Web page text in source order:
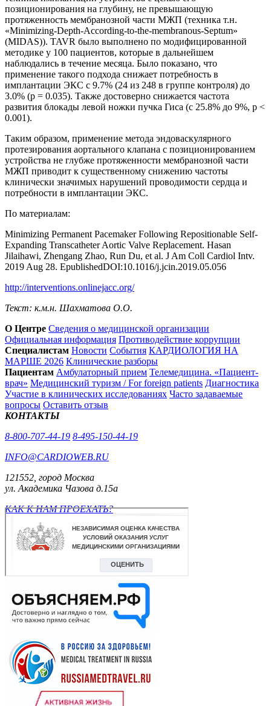
позиционирования на глубину, не превышающую
протяженность мембранозной части МЖП (техника т.н.
«Minimizing-Depth-According-to-the-membranous-Septum»
(MIDAS)). TAVR было выполнено по модифицированной
методике у 100 пациентов, которые в дальнейшем
наблюдались в течение месяца. Было показано, что
применение такого подхода снижает потребность в
имплантации ЭКС с 9.7% (24 из 248 в группе контроля) до
3.0% (p = 0.035). Также достоверно снижается частота
развития блокады левой ножки пучка Гиса (с 25.8% до 9%, p <
0.001).
Таким образом, применение метода эндоваскулярного
протезирования аортального клапана с позиционированием
устройства не глубже протяженности мембранозной части
МЖП приводит к существенному снижению частоты
клинически значимых нарушений проводимости сердца и
потребности в имплантации ЭКС.
По материалам:
Minimizing Permanent Pacemaker Following Repositionable Self-
Expanding Transcatheter Aortic Valve Replacement. Hasan
Jilaihawi, Zhengang Zhao, Run Du, et al. J Am Coll Cardiol Intv.
2019 Aug 28. EpublishedDOI:10.1016/j.jcin.2019.05.056
http://interventions.onlinejacc.org/
Текст: к.м.н. Шахматова О.О.
О Центре Сведения о медицинской организации
Официальная информация Противодействие коррупции
Специалистам Новости События КАРДИОЛОГИЯ НА
МАРШЕ 2026 Клинические разборы
Пациентам Амбулаторный прием Телемедицина. «Пациент-
врач» Медицинский туризм / For foreign patients Диагностика
Участие в клинических исследованиях Часто задаваемые
вопросы Оставить отзыв
КОНТАКТЫ
8-800-707-44-19 8-495-150-44-19
INFO@CARDIOWEB.RU
121552, город Москва
ул. Академика Чазова д.15а
КАК К НАМ ПРОЕХАТЬ?